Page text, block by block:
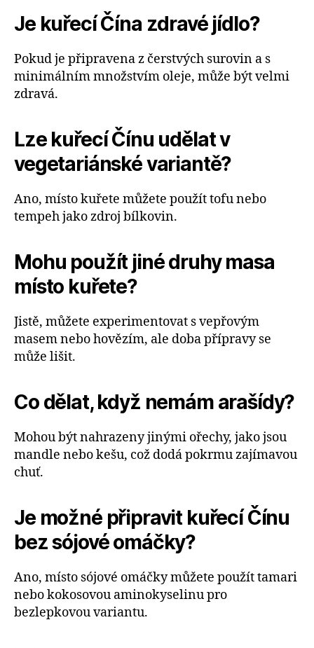
Je kuřecí Čína zdravé jídlo?
Pokud je připravena z čerstvých surovin a s
minimálním množstvím oleje, může být velmi
zdravá.
Lze kuřecí Čínu udělat v
vegetariánské variantě?
Ano, místo kuřete můžete použít tofu nebo
tempeh jako zdroj bílkovin.
Mohu použít jiné druhy masa
místo kuřete?
Jistě, můžete experimentovat s vepřovým
masem nebo hovězím, ale doba přípravy se
může lišit.
Co dělat, když nemám arašídy?
Mohou být nahrazeny jinými ořechy, jako jsou
mandle nebo kešu, což dodá pokrmu zajímavou
chuť.
Je možné připravit kuřecí Čínu
bez sójové omáčky?
Ano, místo sójové omáčky můžete použít tamari
nebo kokosovou aminokyselinu pro
bezlepkovou variantu.